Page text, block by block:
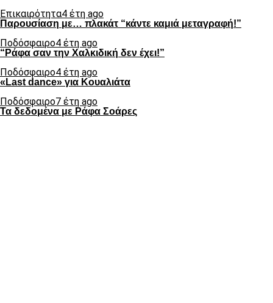
Επικαιρότητα4 έτη ago
Παρουσίαση με… πλακάτ “κάντε καμιά μεταγραφή!”
Ποδόσφαιρο4 έτη ago
“Ράφα σαν την Χαλκιδική δεν έχει!”
Ποδόσφαιρο4 έτη ago
«Last dance» για Κουαλιάτα
Ποδόσφαιρο7 έτη ago
Τα δεδομένα με Ράφα Σοάρες